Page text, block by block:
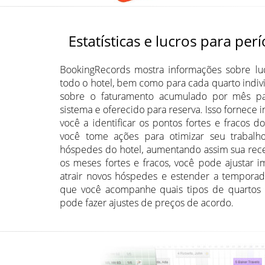
Estatísticas e lucros para
BookingRecords mostra informações sobre
todo o hotel, bem como para cada quarto
sobre o faturamento acumulado por mês
sistema e oferecido para reserva. Isso fornece
você a identificar os pontos fortes e fracos
você tome ações para otimizar seu
hóspedes do hotel, aumentando assim sua
os meses fortes e fracos, você pode ajustar
atrair novos hóspedes e estender a
que você acompanhe quais tipos de quartos
pode fazer ajustes de preços de acordo.